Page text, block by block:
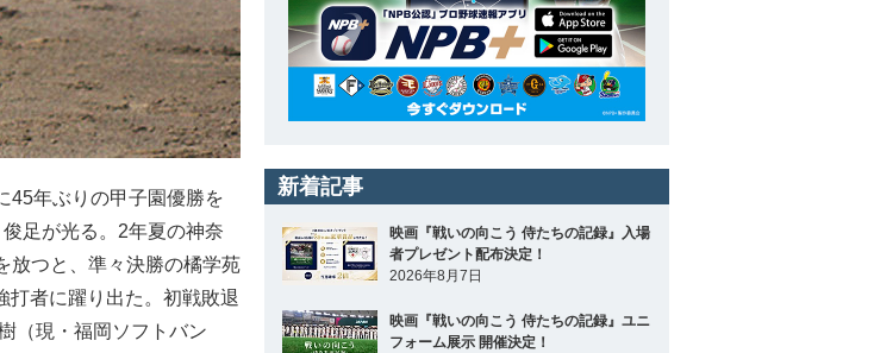
45年ぶりの甲子園優勝を
足が光る。2年夏の神奈
放つと、準々決勝の橘学苑
打者に躍り出た。初戦敗退
（現・福岡ソフトバン
新着記事
映画『戦いの向こう 侍たちの記録』入場
者プレゼント配布決定！
2026年8月7日
映画『戦いの向こう 侍たちの記録』ユニ
フォーム展示 開催決定！